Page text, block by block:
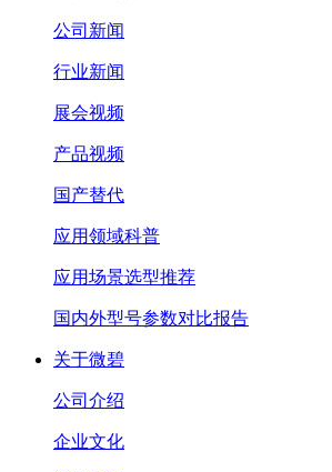
公司新闻
行业新闻
展会视频
产品视频
国产替代
应用领域科普
应用场景选型推荐
国内外型号参数对比报告
关于微碧
公司介绍
企业文化